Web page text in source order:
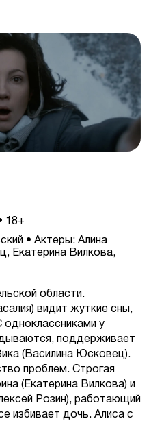
18+
• Актеры: Алина
Екатерина Вилкова,
области.
видит жуткие сны,
у
поддерживает
(Василина Юсковец).
проблем. Строгая
(Екатерина Вилкова) и
Розин), работающий
избивает дочь. Алиса с